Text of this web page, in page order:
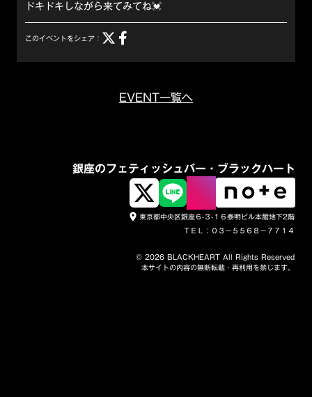
ドキドキしながら来てみてね💓
このイベントをシェア：
EVENT一覧へ
銀座のフェティッシュバー・ブラックハート
place 東京都中央区銀座６-３-１６泰明ビル本館地下2階
ＴＥＬ：０３－５５６８－７７１４
© 2026 BLACKHEART All Rights Reserved
本サイトの内容の無断転載・再利用を禁じます。